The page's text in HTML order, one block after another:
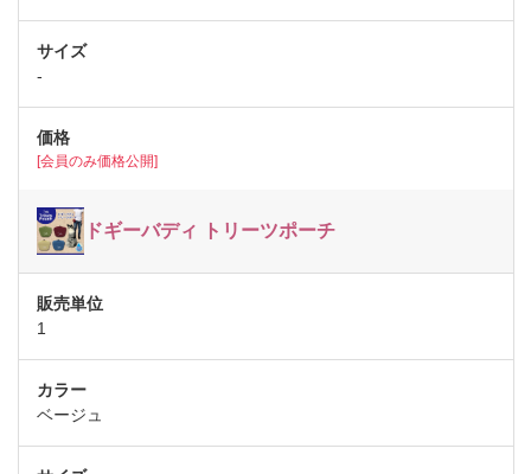
-
[会員のみ価格公開]
ドギーバディ トリーツポーチ
1
ベージュ